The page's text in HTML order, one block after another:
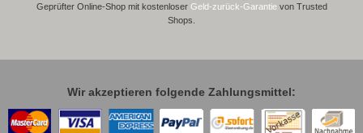
Geprüfter Online-Shop mit kostenloser Geld-zurück-Garantievon Trusted
Shops.
Wir akzeptieren folgende Zahlungsmittel: